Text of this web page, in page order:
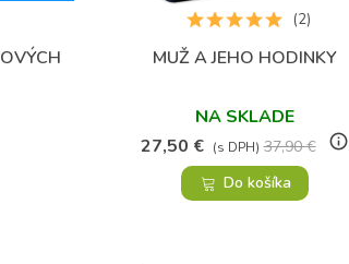
Obľúbené
MUŽ A JEHO HODINKY
NA SKLADE
27,50 € (s DPH) 37,90 € info_outline
(2)
Do košíka